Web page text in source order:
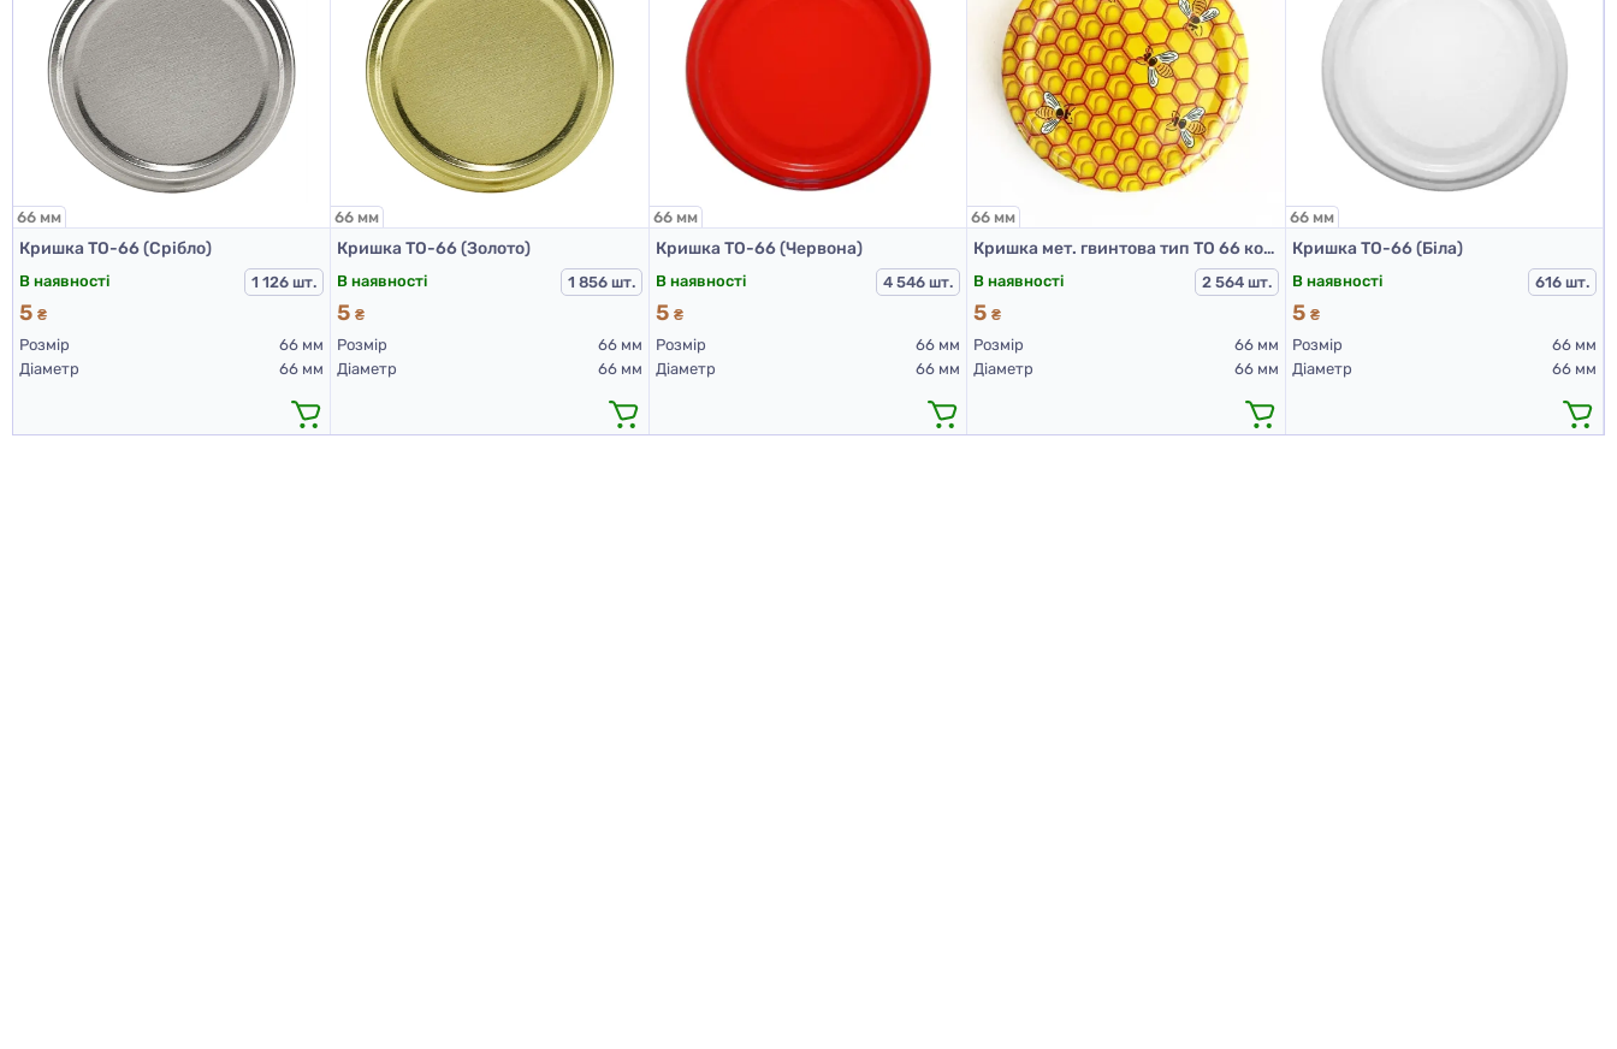
66 мм
Кришка ТО-66 (Срібло)
В наявності 1 126 шт.
5 ₴
Розмір
66 мм
Діаметр
66 мм
66 мм
Кришка ТО-66 (Золото)
В наявності 1 856 шт.
5₴
Розмір
66 мм
Діаметр
66 мм
66 мм
Кришка ТО-66 (Червона)
В наявності 4 546 шт.
5 ₴
Розмір
66 мм
Діаметр
66 мм
66 мм
Кришка мет. гвинтова тип ТО 66 колір Бджілка соти RTS PST
В наявності 2 564 шт.
5₴
Розмір
66 мм
Діаметр
66 мм
66 мм
Кришка ТО-66 (Біла)
В наявності 616 шт.
5 ₴
Розмір
66 мм
Діаметр
66 мм